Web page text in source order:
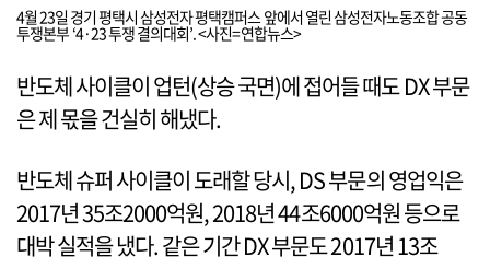
4월 23일 경기 평택시 삼성전자 평택캠퍼스 앞에서 열린 삼성전자노동조합 공동
투쟁본부 ‘4·23 투쟁 결의대회’. <사진=연합뉴스>
반도체 사이클이 업턴(상승 국면)에 접어들 때도 DX 부문
은 제 몫을 건실히 해냈다.
반도체 슈퍼 사이클이 도래할 당시, DS 부문의 영업익은
2017년 35조2000억원, 2018년 44조6000억원 등으로
대박 실적을 냈다. 같은 기간 DX 부문도 2017년 13조